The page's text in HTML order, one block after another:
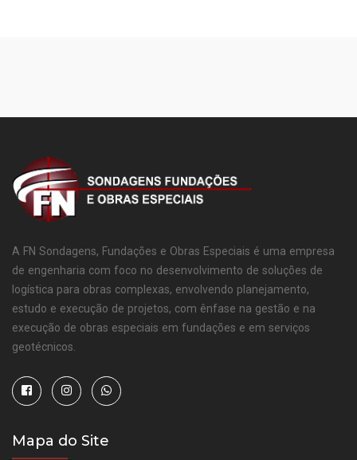
A FN Sondagens, Fundações e Obras Especiais é uma empresa
de engenharia com foco no desenvolvimento de soluções de
logística para obras complexas, envolvendo planejamento,
estudo e execução de projetos, com ênfase na gestão e na
execução de obras especiais em fundações e em serviços
geotécnicos.
Mapa do Site